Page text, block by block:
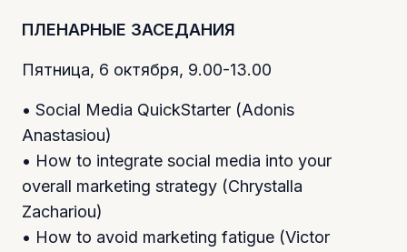
ПЛЕНАРНЫЕ ЗАСЕДАНИЯ
Пятница, 6 октября, 9.00-13.00
• Social Media QuickStarter (Adonis
Anastasiou)
• How to integrate social media into your
overall marketing strategy (Chrystalla
Zachariou)
• How to avoid marketing fatigue (Victor